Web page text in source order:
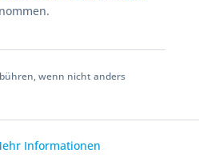
wenn nicht anders
Informationen